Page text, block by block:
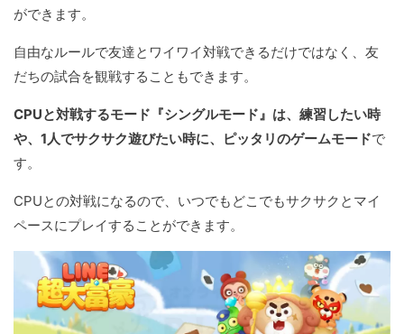
ができます。
自由なルールで友達とワイワイ対戦できるだけではなく、友
だちの試合を観戦することもできます。
CPUと対戦するモード『シングルモード』は、練習したい時
や、1人でサクサク遊びたい時に、ピッタリのゲームモードで
す。
CPUとの対戦になるので、いつでもどこでもサクサクとマイ
ペースにプレイすることができます。